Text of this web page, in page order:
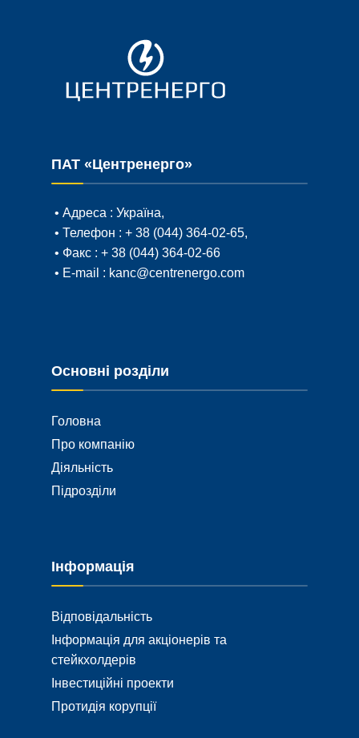
ПАТ «Центренерго»
• Адреса : Україна,
• Телефон : + 38 (044) 364-02-65,
• Факс : + 38 (044) 364-02-66
• E-mail : kanc@centrenergo.com
Основні розділи
Головна
Про компанію
Діяльність
Підрозділи
Інформація
Відповідальність
Інформація для акціонерів та
стейкхолдерів
Інвестиційні проекти
Протидія корупції